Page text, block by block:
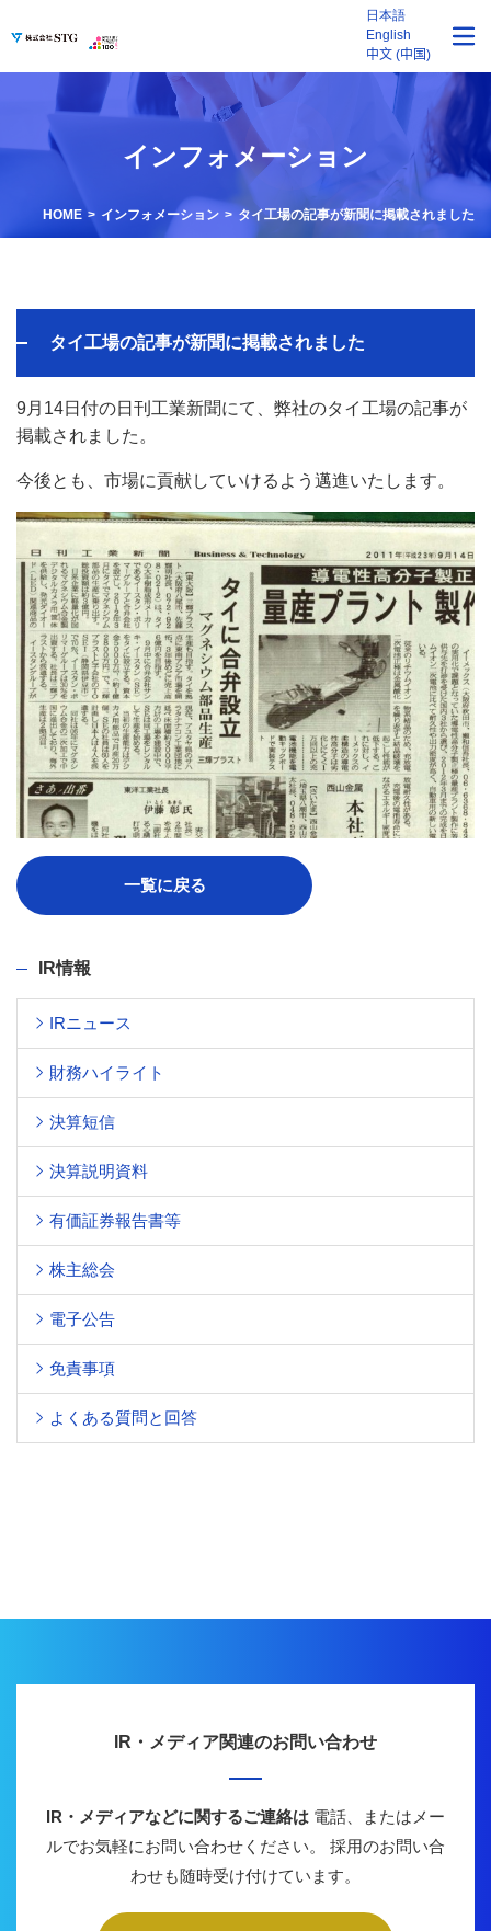
日本語
English
中文 (中国)
インフォメーション
HOME インフォメーション タイ工場の記事が新聞に掲載されました
タイ工場の記事が新聞に掲載されました
9月14日付の日刊工業新聞にて、弊社のタイ工場の記事が
掲載されました。
今後とも、市場に貢献していけるよう邁進いたします。
一覧に戻る
IR情報
IRニュース
財務ハイライト
決算短信
決算説明資料
有価証券報告書等
株主総会
電子公告
免責事項
よくある質問と回答
IR・メディア関連のお問い合わせ
IR・メディアなどに関するご連絡は 電話、またはメー
ルでお気軽にお問い合わせください。
採用のお問い合
わせも随時受け付けています。